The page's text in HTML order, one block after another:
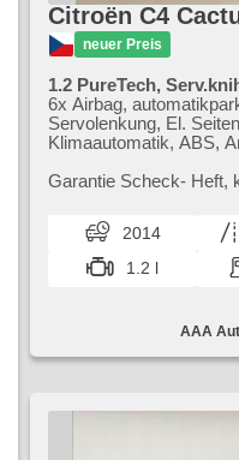
Citroën C4
neuer Preis
1.2 PureTech,
6x Airbag,
Servolenkung, El.
Klimaautomatik, ABS,
Stabilitätsprogramm
Handgetriebe
Garantie Scheck​- Heft,​
pohodlným interiérem.
2014
1.2 l
AAA